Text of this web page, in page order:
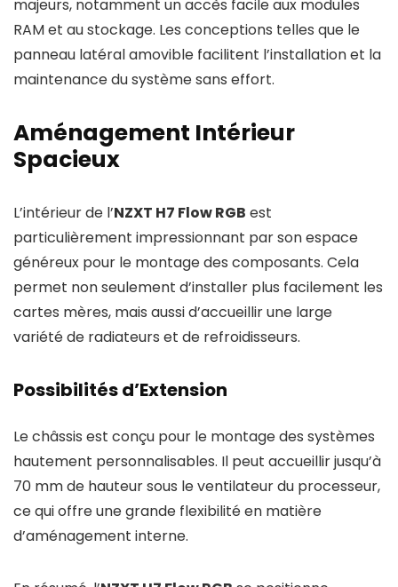
majeurs, notamment un accès facile aux modules
RAM et au stockage. Les conceptions telles que le
panneau latéral amovible facilitent l’installation et la
maintenance du système sans effort.
Aménagement Intérieur
Spacieux
L’intérieur de l’NZXT H7 Flow RGB est
particulièrement impressionnant par son espace
généreux pour le montage des composants. Cela
permet non seulement d’installer plus facilement les
cartes mères, mais aussi d’accueillir une large
variété de radiateurs et de refroidisseurs.
Possibilités d’Extension
Le châssis est conçu pour le montage des systèmes
hautement personnalisables. Il peut accueillir jusqu’à
70 mm de hauteur sous le ventilateur du processeur,
ce qui offre une grande flexibilité en matière
d’aménagement interne.